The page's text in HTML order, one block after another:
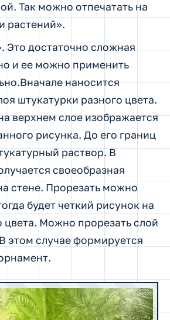
Так можно отпечатать на
растений».
Это достаточно сложная
и ее можно применить
наносится
штукатурки разного цвета.
верхнем слое изображается
рисунка. До его границ
раствор. В
своеобразная
стене. Прорезать можно
будет четкий рисунок на
цвета. Можно прорезать слой
этом случае формируется